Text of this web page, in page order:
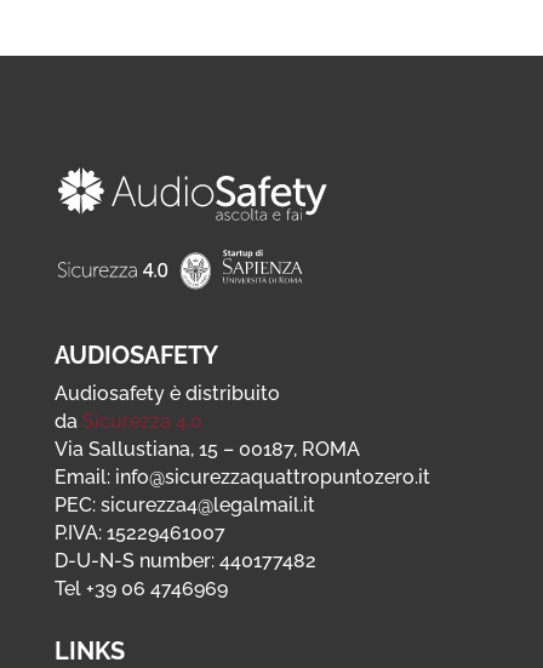
AUDIOSAFETY
Audiosafety è distribuito
da Sicurezza 4.0
Via Sallustiana, 15 – 00187, ROMA
Email: info@sicurezzaquattropuntozero.it
PEC: sicurezza4@legalmail.it
P.IVA: 15229461007
D-U-N-S number: 440177482
Tel +39 06 4746969
LINKS